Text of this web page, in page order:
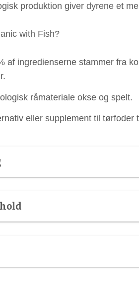
produktion giver dyrene et
with Fish?
af ingredienserne stammer fra
råmateriale okse og spelt.
eller supplement til tørfoder